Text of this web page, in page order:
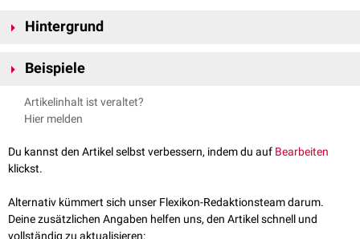
Hintergrund
Torsionstraumen
Beispiele
Femurschaftfraktur
Unterschenkelfraktur
Artikelinhalt ist veraltet?
Hier melden
Du kannst den Artikel selbst verbessern, indem du auf Bearbeiten
klickst.
Alternativ kümmert sich unser Flexikon-Redaktionsteam darum.
Deine zusätzlichen Angaben helfen uns, den Artikel schnell und
vollständig zu aktualisieren: